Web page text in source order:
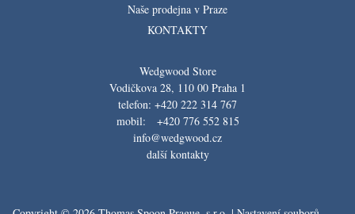
Naše prodejna v Praze
KONTAKTY
Wedgwood Store
Vodičkova 28, 110 00 Praha 1
telefon: +420 222 314 767
mobil: +420 776 552 815
info@wedgwood.cz
další kontakty